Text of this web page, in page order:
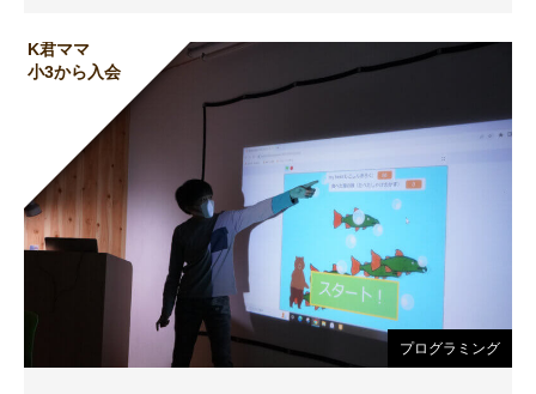
K君ママ
小3から入会
プログラミング